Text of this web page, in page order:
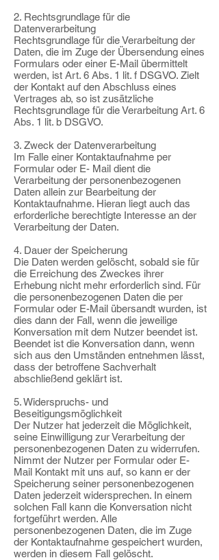
2. Rechtsgrundlage für die
Datenverarbeitung
Rechtsgrundlage für die Verarbeitung der
Daten, die im Zuge der Übersendung eines
Formulars oder einer E-Mail übermittelt
werden, ist Art. 6 Abs. 1 lit. f DSGVO. Zielt
der Kontakt auf den Abschluss eines
Vertrages ab, so ist zusätzliche
Rechtsgrundlage für die Verarbeitung Art. 6
Abs. 1 lit. b DSGVO.
3. Zweck der Datenverarbeitung
Im Falle einer Kontaktaufnahme per
Formular oder E- Mail dient die
Verarbeitung der personenbezogenen
Daten allein zur Bearbeitung der
Kontaktaufnahme. Hieran liegt auch das
erforderliche berechtigte Interesse an der
Verarbeitung der Daten.
4. Dauer der Speicherung
Die Daten werden gelöscht, sobald sie für
die Erreichung des Zweckes ihrer
Erhebung nicht mehr erforderlich sind. Für
die personenbezogenen Daten die per
Formular oder E-Mail übersandt wurden, ist
dies dann der Fall, wenn die jeweilige
Konversation mit dem Nutzer beendet ist.
Beendet ist die Konversation dann, wenn
sich aus den Umständen entnehmen lässt,
dass der betroffene Sachverhalt
abschließend geklärt ist.
5. Widerspruchs- und
Beseitigungsmöglichkeit
Der Nutzer hat jederzeit die Möglichkeit,
seine Einwilligung zur Verarbeitung der
personenbezogenen Daten zu widerrufen.
Nimmt der Nutzer per Formular oder E-
Mail Kontakt mit uns auf, so kann er der
Speicherung seiner personenbezogenen
Daten jederzeit widersprechen. In einem
solchen Fall kann die Konversation nicht
fortgeführt werden. Alle
personenbezogenen Daten, die im Zuge
der Kontaktaufnahme gespeichert wurden,
werden in diesem Fall gelöscht.